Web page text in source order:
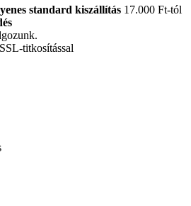
standard kiszállítás 17.000 Ft-tól
SSL-titkosítással